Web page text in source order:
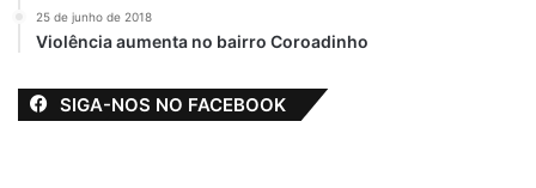
25 de junho de 2018
Violência aumenta no bairro Coroadinho
SIGA-NOS NO FACEBOOK